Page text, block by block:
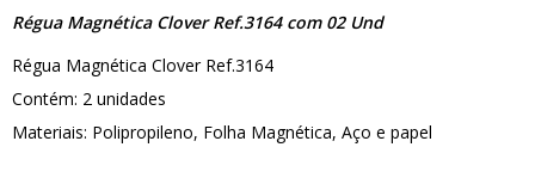
Régua Magnética Clover Ref.3164 com 02 Und
Régua Magnética Clover Ref.3164
Contém: 2 unidades
Materiais: Polipropileno, Folha Magnética, Aço e papel